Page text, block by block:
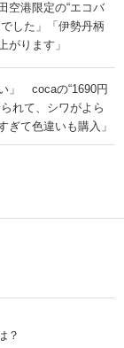
空港限定の“エコバ
した」「伊勢丹柄
がります」
」 cocaの“1690円
れて、シワがよら
て色違いも購入」
？